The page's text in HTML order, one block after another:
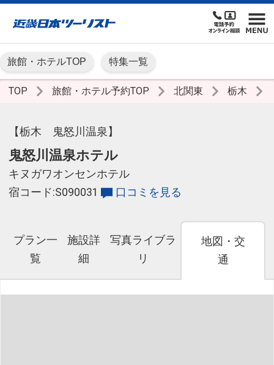
旅館・ホテルTOP 特集一覧
TOP 旅館・ホテル予約TOP 北関東 栃木
【栃木 鬼怒川温泉】
鬼怒川温泉ホテル
キヌガワオンセンホテル
宿コード:S090031
口コミを見る
プラン一
覧
施設詳
細
写真ライブラ
リ
地図・交
通